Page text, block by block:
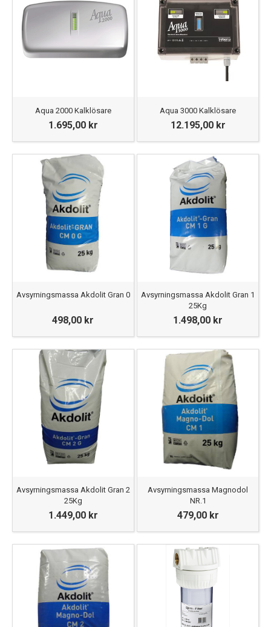
Aqua 2000 Kalklösare
1.695,00 kr
Aqua 3000 Kalklösare
12.195,00 kr
Avsyrningsmassa Akdolit Gran 0
498,00 kr
Avsyrningsmassa Akdolit Gran 1
25Kg
1.498,00 kr
Avsyrningsmassa Akdolit Gran 2
25Kg
1.449,00 kr
Avsyrningsmassa Magnodol
NR.1
479,00 kr